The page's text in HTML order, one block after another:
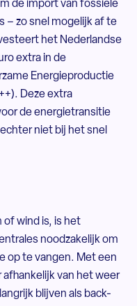
de import van fossiele
– zo snel mogelijk af te
het Nederlandse
extra in de
Energieproductie
Deze extra
de energietransitie
niet bij het snel
of wind is, is het
noodzakelijk om
op te vangen. Met een
van het weer
blijven als back-